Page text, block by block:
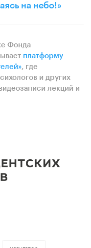
на небо!»
Фонда
платформу
, где
и других
лекций и